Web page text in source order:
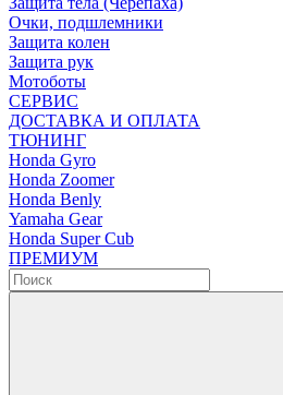
Очки, подшлемники
Защита колен
Защита рук
Мотоботы
СЕРВИС
ДОСТАВКА И ОПЛАТА
ТЮНИНГ
Honda Gyro
Honda Zoomer
Honda Benly
Yamaha Gear
Honda Super Cub
ПРЕМИУМ